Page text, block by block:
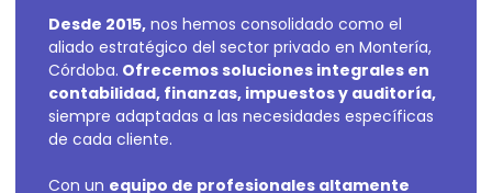
Desde 2015, nos hemos consolidado como el
aliado estratégico del sector privado en Montería,
Córdoba. Ofrecemos soluciones integrales en
contabilidad, finanzas, impuestos y auditoría,
siempre adaptadas a las necesidades específicas
de cada cliente.
Con un equipo de profesionales altamente